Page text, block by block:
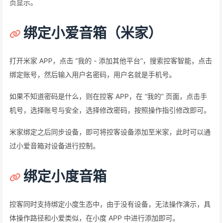
页显示。
绑定小爱音箱（米家）
打开米家 APP，点击 “我的 - 添加其他平台”，搜索控客智能，点击
绑定账号，然后输入用户名密码，用户名就是手机号。
如果不知道密码是什么，则在控客 APP，在 “我的” 页面，点击手
机号，选择账号与安全，选择修改密码，按照操作指引修改即可。
米家绑定之后同步设备，即可将控客设备添加至米家，此时可以通
过小爱音箱对设备进行控制。
绑定小度音箱
控客同时支持绑定小度生态中，由于没有设备，无法操作演示，具
体操作路径和小爱类似，在小度 APP 中进行添加即可。